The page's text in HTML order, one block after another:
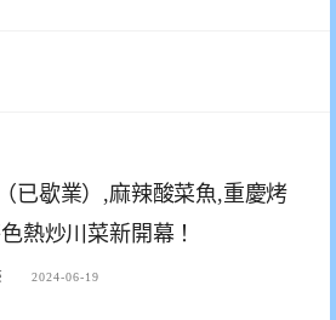
已歇業）,麻辣酸菜魚,重慶烤
熱炒川菜新開幕！
2024-06-19